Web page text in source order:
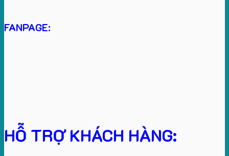
FANPAGE:
HỖ TRỢ KHÁCH HÀNG: